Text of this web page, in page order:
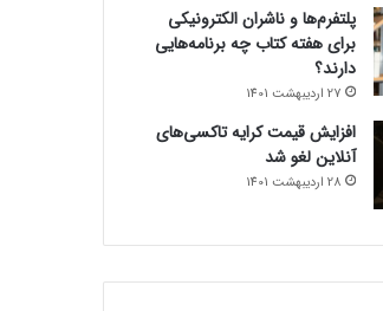
پلتفرم‌ها و ناشران الکترونیکی
برای هفته کتاب چه برنامه‌هایی
دارند؟
27 اردیبهشت 1401
افزایش قیمت کرایه تاکسی‌های
آنلاین لغو شد
28 اردیبهشت 1401